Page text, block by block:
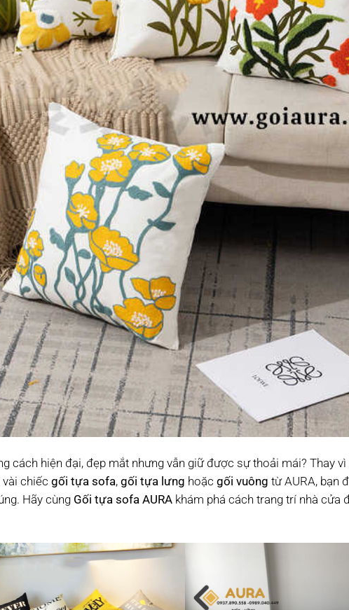
cách hiện đại, đẹp mắt nhưng vẫn giữ được sự thoải mái? Thay
chiếc gối tựa sofa, gối tựa lưng hoặc gối vuông từ AURA, bạn
Hãy cùng Gối tựa sofa AURA khám phá cách trang trí nhà cửa